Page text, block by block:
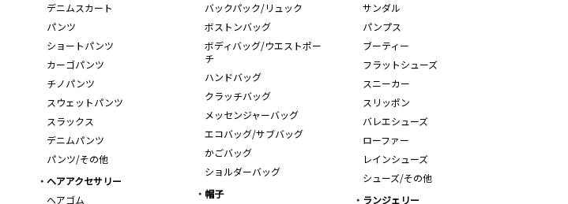
デニムスカート
パンツ
ショートパンツ
カーゴパンツ
チノパンツ
スウェットパンツ
スラックス
デニムパンツ
パンツ/その他
バックパック/リュック
ボストンバッグ
ボディバッグ/ウエストポー
チ
ハンドバッグ
クラッチバッグ
メッセンジャーバッグ
エコバッグ/サブバッグ
かごバッグ
ショルダーバッグ
サンダル
パンプス
ブーティー
フラットシューズ
スニーカー
スリッポン
バレエシューズ
ローファー
レインシューズ
シューズ/その他
ヘアアクセサリー
ヘアゴム
帽子
ランジェリー